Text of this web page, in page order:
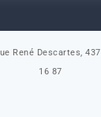
René Descartes,
16 87